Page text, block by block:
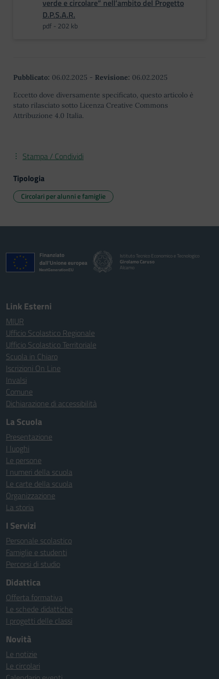
verde e circolare” nell’ambito del Progetto
D.P.S.A.R.
pdf - 202 kb
Pubblicato: 06.02.2025 - Revisione: 06.02.2025
Eccetto dove diversamente specificato, questo articolo è
stato rilasciato sotto Licenza Creative Commons
Attribuzione 4.0 Italia.
Stampa / Condividi
Tipologia
Circolari per alunni e famiglie
Istituto Tecnico Economico e Tecnologico
Girolamo Caruso
Alcamo
Link Esterni
MIUR
Ufficio Scolastico Regionale
Ufficio Scolastico Territoriale
Scuola in Chiaro
Iscrizioni On Line
Invalsi
Comune
Dichiarazione di accessibilità
La Scuola
Presentazione
I luoghi
Le persone
I numeri della scuola
Le carte della scuola
Organizzazione
La storia
I Servizi
Personale scolastico
Famiglie e studenti
Percorsi di studio
Didattica
Offerta formativa
Le schede didattiche
I progetti delle classi
Novità
Le notizie
Le circolari